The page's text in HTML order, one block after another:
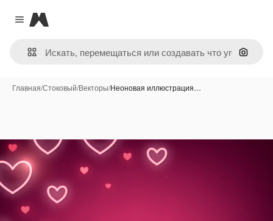
Close menu
Magnific
Поиск
Главная/Стоковый/Векторы/Неоновая иллюстрация…